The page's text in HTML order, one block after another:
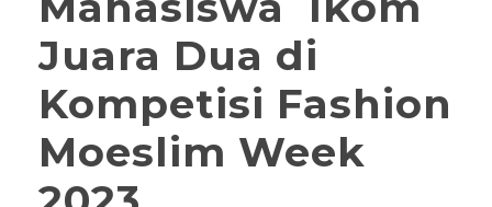
Juara Dua di
Kompetisi Fashion
Moeslim Week